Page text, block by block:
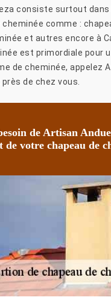
consiste surtout dans
comme :
et autres encore à
est primordiale pour
de cheminée, appelez
de chez vous.
de Artisan
de votre chapeau de